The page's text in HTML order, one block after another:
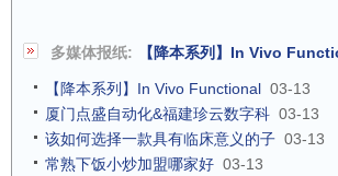
多媒体报纸: 【降本系列】In Vivo
【降本系列】In Vivo Functional 03-13
厦门点盛自动化&福建珍云数字科 03-13
该如何选择一款具有临床意义的子 03-13
常熟下饭小炒加盟哪家好 03-13